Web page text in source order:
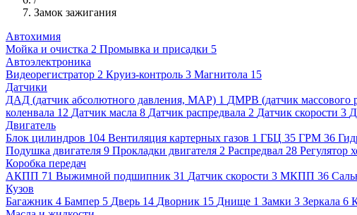
Замок зажигания
Автохимия
Мойка и очистка 2 Промывка и присадки 5
Автоэлектроника
Видеорегистратор 2 Круиз-контроль 3 Магнитола 15
Датчики
ДАД (датчик абсолютного давления, MAP) 1 ДМРВ (датчик массового
коленвала 12 Датчик масла 8 Датчик распредвала 2 Датчик скорости 3
Двигатель
Блок цилиндров 104 Вентиляция картерных газов 1 ГБЦ 35 ГРМ 36
Подушка двигателя 9 Прокладки двигателя 2 Распредвал 28 Регулятор
Коробка передач
АКПП 71 Выжимной подшипник 31 Датчик скорости 3 МКПП 36
Кузов
Багажник 4 Бампер 5 Дверь 14 Дворник 15 Днище 1 Замки 3 Зеркала 6